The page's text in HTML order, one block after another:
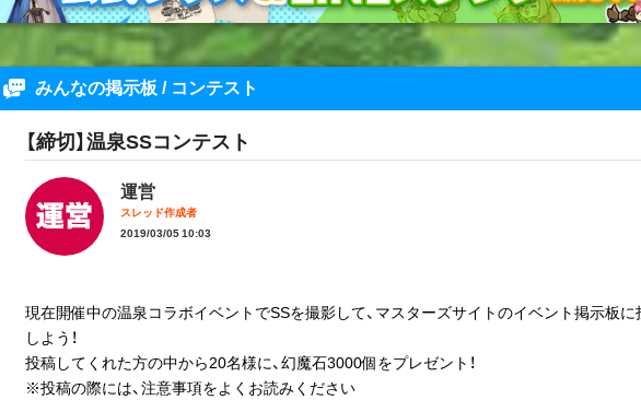
みんなの掲示板 / コンテスト
【締切】温泉SSコンテスト
運営
スレッド作成者
2019/03/05 10:03
現在開催中の温泉コラボイベントでSSを撮影して、マスターズサイトのイベント掲示板に
しよう！
投稿してくれた方の中から20名様に、幻魔石3000個をプレゼント！
※投稿の際には、注意事項をよくお読みください